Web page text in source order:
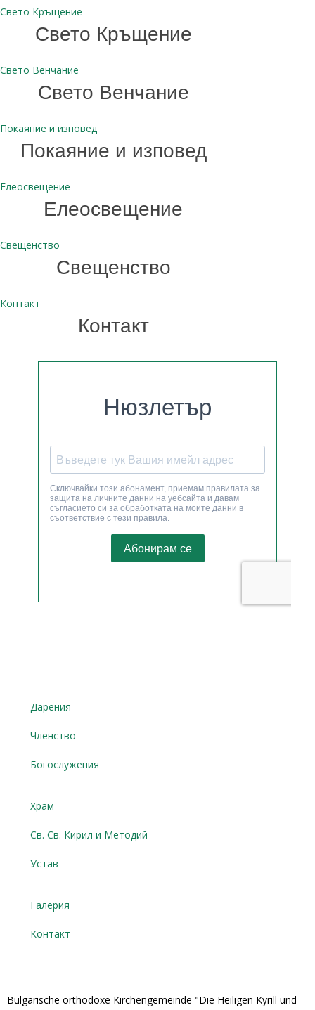
Свето Кръщение
Свето Кръщение
Свето Венчание
Свето Венчание
Покаяние и изповед
Покаяние и изповед
Елеосвещение
Елеосвещение
Свещенство
Свещенство
Контакт
Контакт
Дарения
Членство
Богослужения
Храм
Св. Св. Кирил и Методий
Устав
Галерия
Контакт
Bulgarische orthodoxe Kirchengemeinde "Die Heiligen Kyrill und